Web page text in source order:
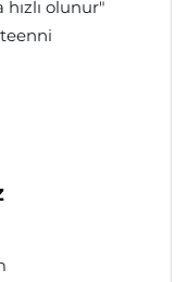
olunur"